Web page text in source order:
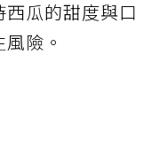
瓜的甜度與口
險。